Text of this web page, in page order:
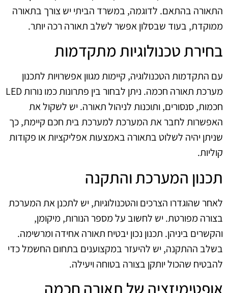
התאורה בהתאם. לדוגמה, במשרד הביתי יש צורך בתאורה
ממוקדת, בעוד שבסלון אפשר לשלב תאורה רכה יותר.
בחירת טכנולוגיות מתקדמות
עם התקדמות הטכנולוגיה, קיימות מגוון אפשרויות לתכנון
מערכת תאורה חכמה. ניתן לבחור בין פתרונות כמו נורות LED
חכמות, סנסורים, ותוכנות לניהול תאורה. יש לשקול את
האפשרות לחבר את המערכת למערכת בית חכם קיימת, כך
שניתן יהיה לשלוט בתאורה באמצעות אפליקציות או פקודות
קוליות.
תכנון המערכת והתקנה
לאחר שהוגדרו הצרכים והטכנולוגיות, יש לתכנן את המערכת
בצורה מפורטת. יש לחשוב על מספר הנורות, מיקומן,
והקשרים ביניהן. תכנון נכון יבטיח תאורה אחידה ומרשימה.
בשלב ההתקנה, יש להיעזר במקצוענים בתחום החשמל כדי
להבטיח שהכול יותקן בצורה בטוחה ויעילה.
אופטימיזציה של תאורה חכמה